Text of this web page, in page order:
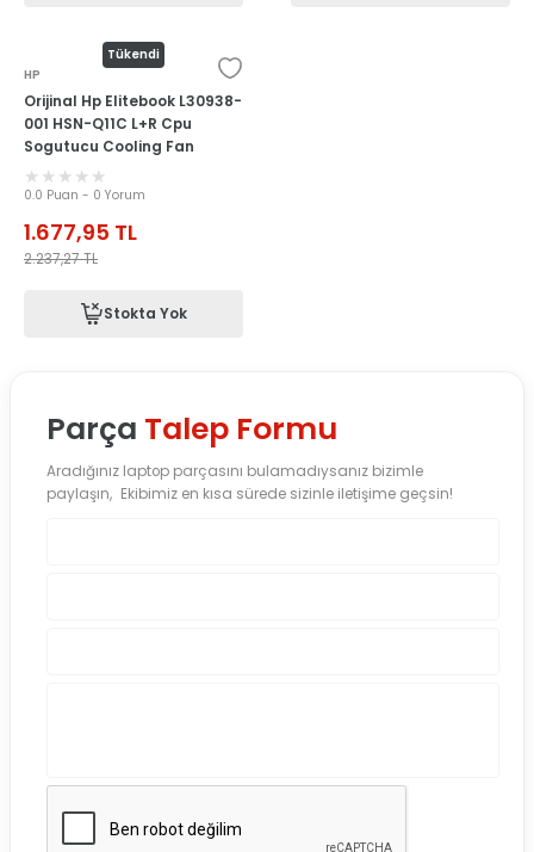
Tükendi
HP
Orijinal Hp Elitebook L30938-
001 HSN-Q11C L+R Cpu
Sogutucu Cooling Fan
0.0 Puan - 0 Yorum
1.677,95 TL
2.237,27TL
Stokta Yok
Parça Talep Formu
Aradığınız laptop parçasını bulamadıysanız bizimle
paylaşın, Ekibimiz en kısa sürede sizinle iletişime geçsin!